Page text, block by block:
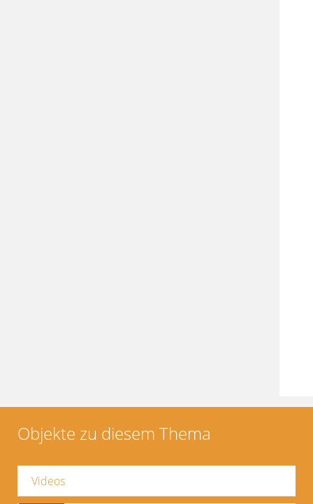
Objekte zu diesem Thema
Videos